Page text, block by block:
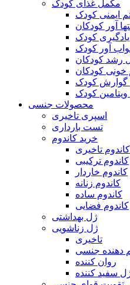
مکمل غذای کودک
ایمنی کودک
آور کودکان
کودک
آور کودک
رشد کودکان
کودکان
گوارش کودک
کودک
محصولات جنسی
اسپری تاخیری
تست بارداری
خرید کاندوم
کاندوم تاخیری
کاندوم ترکیبی
کاندوم خاردار
کاندوم زنانه
کاندوم ساده
کاندوم فضایی
ژل بهداشتی
ژل زناشویی
تاخیری
دهنده جنسی
روان کننده
سفید کننده